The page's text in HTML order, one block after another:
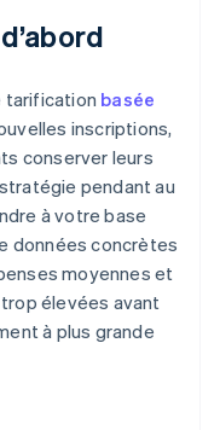
tarification basée
inscriptions,
conserver leurs
pendant au
à votre base
données concrètes
moyennes et
élevées avant
à plus grande